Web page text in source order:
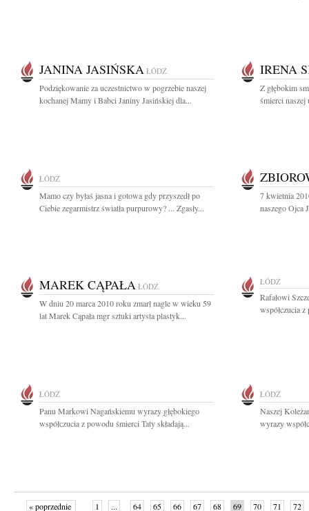
JANINA JASIŃSKA ŁÓDŹ
Podziękowanie za uczestnictwo w pogrzebie naszej
kochanej Mamy i Babci Janiny Jasińskiej dla...
IRENA
Z głębokim
śmierci
ŁÓDŹ
Mamo czy byłaś jasna i gotowa gdy przyszedł po
Ciebie zegarmistrz światła purpurowy? ... Zgasły...
7 kwietnia
naszego Ojca
MAREK CĄPAŁA ŁÓDŹ
W dniu 20 marca 2010 roku zmarł nagle w wieku 59
lat Marek Cąpała mgr sztuki artysta plastyk...
ŁÓDŹ
Rafałowi
współczucia
ŁÓDŹ
Panu Markowi Nagańskiemu wyrazy głębokiego
współczucia z powodu śmierci Taty składają...
ŁÓDŹ
Naszej
wyrazy
« poprzednie 1 ... 64 65 66 67 68 69 70 71 72